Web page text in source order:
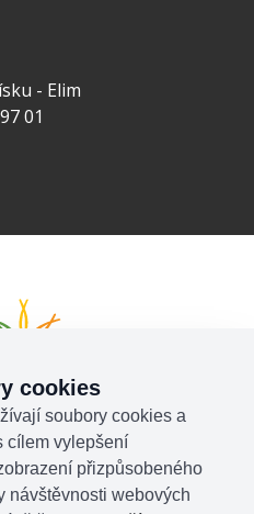
- Elim
01
cookies
soubory cookies a
cílem vylepšení
přizpůsobeného
návštěvnosti webových